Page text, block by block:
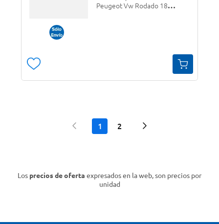
Peugeot Vw Rodado 18
1 2
Los precios de oferta expresados en la web, son precios por
unidad